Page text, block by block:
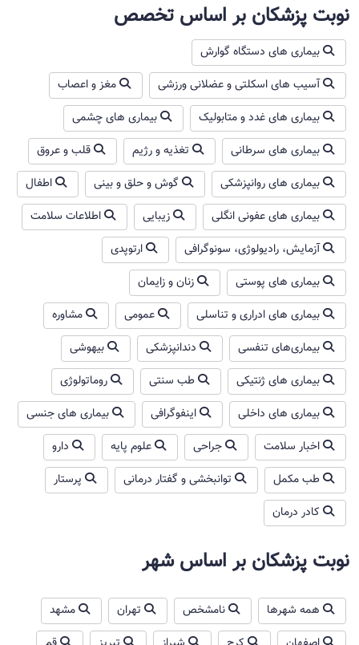
نوبت پزشکان بر اساس تخصص
بیماری های دستگاه گوارش
آسیب های اسکلتی و عضلانی ورزشی
مغز و اعصاب
بیماری های غدد و متابولیک
بیماری های چشمی
بیماری های سرطانی
تغذیه و رژیم
قلب و عروق
بیماری های روانپزشکی
گوش و حلق و بینی
اطفال
بیماری های عفونی انگلی
زیبایی
اطلاعات سلامت
آزمایش، رادیولوژی، سونوگرافی
ارتوپدی
بیماری های پوستی
زنان و زایمان
بیماری های ادراری و تناسلی
عمومی
مشاوره
بیماری‌های تنفسی
دندانپزشکی
بیهوشی
بیماری های ژنتیکی
طب سنتی
روماتولوژی
بیماری های داخلی
اینفوگرافی
بیماری های جنسی
اخبار سلامت
جراحی علوم پایه
دارو
طب مکمل
توانبخشی و گفتار درمانی
پرستار
کادر درمان
نوبت پزشکان بر اساس شهر
همه شهرها نامشخص تهران
مشهد